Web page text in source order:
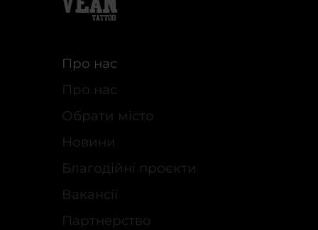
Про нас
Про нас
Обрати місто
Новини
Благодійні проєкти
Вакансії
Партнерство